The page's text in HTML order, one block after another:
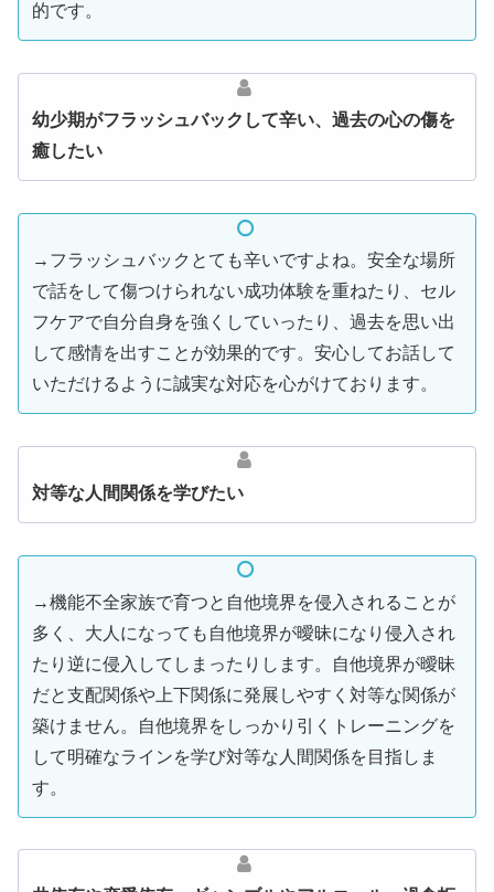
的です。
幼少期がフラッシュバックして辛い、過去の心の傷を
癒したい
→フラッシュバックとても辛いですよね。安全な場所
で話をして傷つけられない成功体験を重ねたり、セル
フケアで自分自身を強くしていったり、過去を思い出
して感情を出すことが効果的です。安心してお話して
いただけるように誠実な対応を心がけております。
対等な人間関係を学びたい
→機能不全家族で育つと自他境界を侵入されることが
多く、大人になっても自他境界が曖昧になり侵入され
たり逆に侵入してしまったりします。自他境界が曖昧
だと支配関係や上下関係に発展しやすく対等な関係が
築けません。自他境界をしっかり引くトレーニングを
して明確なラインを学び対等な人間関係を目指しま
す。